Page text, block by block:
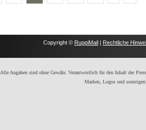
Copyright ©RuppiMail|Rechtliche
Alle Angaben sind ohne Gewähr. Verantwortlich für den Inhalt der
Marken, Logos und